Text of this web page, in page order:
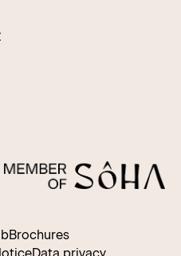
Brochures